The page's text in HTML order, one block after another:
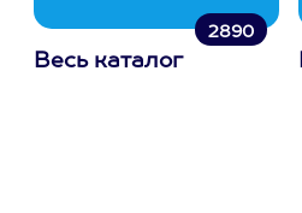
2890
Весь каталог